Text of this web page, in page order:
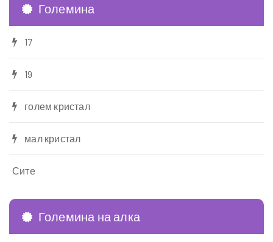
Големина
17
19
голем кристал
мал кристал
Сите
Големина на алка